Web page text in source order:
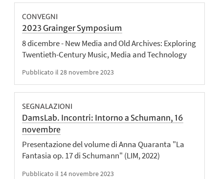
CONVEGNI
2023 Grainger Symposium
8 dicembre - New Media and Old Archives: Exploring
Twentieth-Century Music, Media and Technology
Pubblicato il 28 novembre 2023
SEGNALAZIONI
DamsLab. Incontri: Intorno a Schumann, 16
novembre
Presentazione del volume di Anna Quaranta "La
Fantasia op. 17 di Schumann" (LIM, 2022)
Pubblicato il 14 novembre 2023